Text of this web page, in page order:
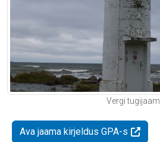
Vergi tugijaam
Ava jaama kirjeldus GPA-s